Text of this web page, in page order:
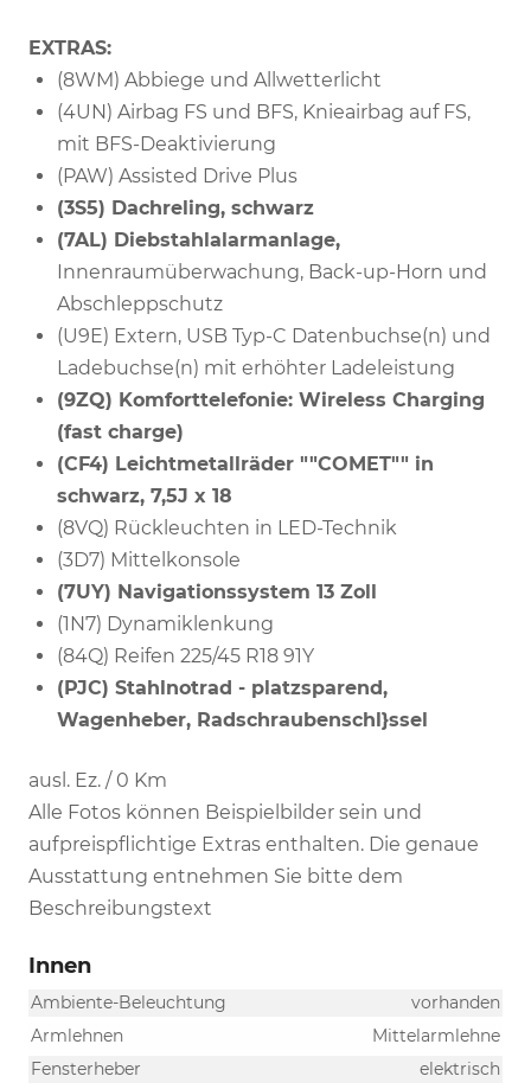
EXTRAS:
(8WM) Abbiege und Allwetterlicht
(4UN) Airbag FS und BFS, Knieairbag auf FS,
mit BFS-Deaktivierung
(PAW) Assisted Drive Plus
(3S5) Dachreling, schwarz
(7AL) Diebstahlalarmanlage,
Innenraumüberwachung, Back-up-Horn und
Abschleppschutz
(U9E) Extern, USB Typ-C Datenbuchse(n) und
Ladebuchse(n) mit erhöhter Ladeleistung
(9ZQ) Komforttelefonie: Wireless Charging
(fast charge)
(CF4) Leichtmetallräder ""COMET"" in
schwarz, 7,5J x 18
(8VQ) Rückleuchten in LED-Technik
(3D7) Mittelkonsole
(7UY) Navigationssystem 13 Zoll
(1N7) Dynamiklenkung
(84Q) Reifen 225/45 R18 91Y
(PJC) Stahlnotrad - platzsparend,
Wagenheber, Radschraubenschl}ssel
ausl. Ez. / 0 Km
Alle Fotos können Beispielbilder sein und
aufpreispflichtige Extras enthalten. Die genaue
Ausstattung entnehmen Sie bitte dem
Beschreibungstext
Innen
Ambiente-Beleuchtung
vorhanden
Armlehnen
Mittelarmlehne
Fensterheber
elektrisch